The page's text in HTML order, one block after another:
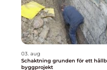
03. aug
Schaktning grunden för ett hållbart
byggprojekt